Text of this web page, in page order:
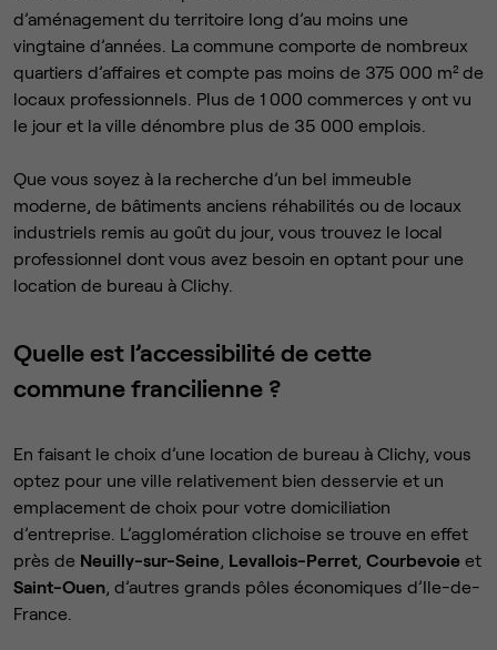
d’aménagement du territoire long d’au moins une
vingtaine d’années. La commune comporte de nombreux
quartiers d’affaires et compte pas moins de 375 000 m² de
locaux professionnels. Plus de 1 000 commerces y ont vu
le jour et la ville dénombre plus de 35 000 emplois.
Que vous soyez à la recherche d’un bel immeuble
moderne, de bâtiments anciens réhabilités ou de locaux
industriels remis au goût du jour, vous trouvez le local
professionnel dont vous avez besoin en optant pour une
location de bureau à Clichy.
Quelle est l’accessibilité de cette
commune francilienne ?
En faisant le choix d’une location de bureau à Clichy, vous
optez pour une ville relativement bien desservie et un
emplacement de choix pour votre domiciliation
d’entreprise. L’agglomération clichoise se trouve en effet
près de Neuilly-sur-Seine, Levallois-Perret, Courbevoie et
Saint-Ouen, d’autres grands pôles économiques d’Ile-de-
France.